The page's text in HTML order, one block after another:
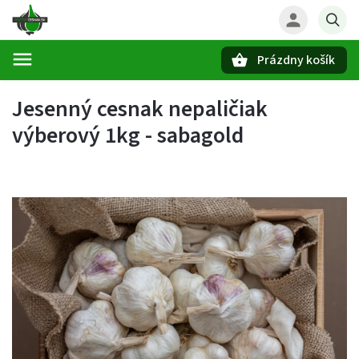
Prázdny košík
Jesenný cesnak nepaličiak
výberový 1kg - sabagold